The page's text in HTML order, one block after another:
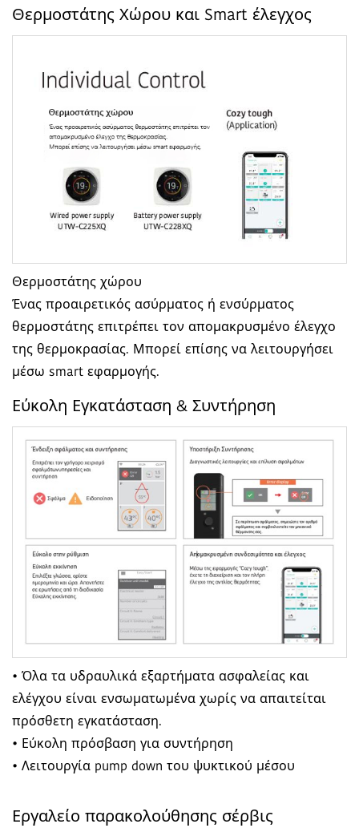
Θερμοστάτης Χώρου και Smart έλεγχος
Θερμοστάτης χώρου
Ένας προαιρετικός ασύρματος ή ενσύρματος
θερμοστάτης επιτρέπει τον απομακρυσμένο έλεγχο
της θερμοκρασίας. Μπορεί επίσης να λειτουργήσει
μέσω smart εφαρμογής.
Εύκολη Εγκατάσταση & Συντήρηση
• Όλα τα υδραυλικά εξαρτήματα ασφαλείας και
ελέγχου είναι ενσωματωμένα χωρίς να απαιτείται
πρόσθετη εγκατάσταση.
• Εύκολη πρόσβαση για συντήρηση
• Λειτουργία pump down του ψυκτικού μέσου
Εργαλείο παρακολούθησης σέρβις